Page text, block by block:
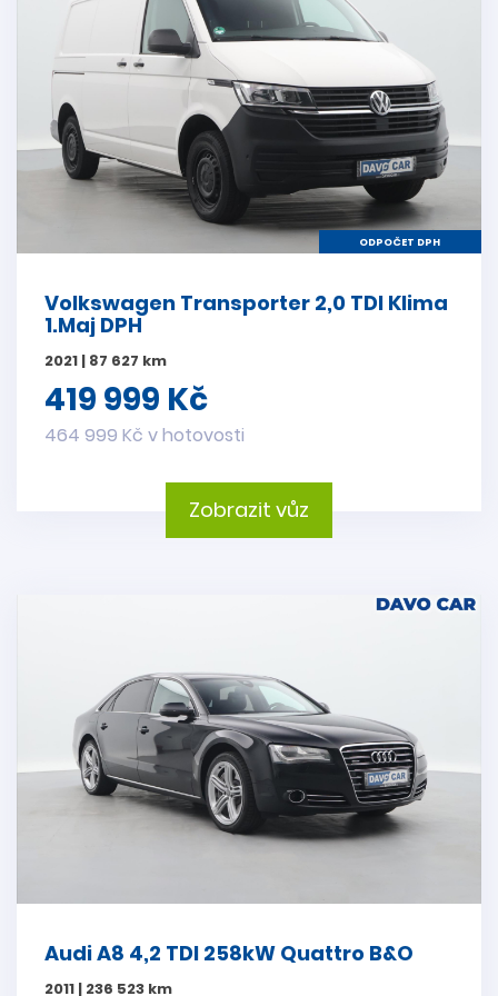
ODPOČET DPH
Volkswagen Transporter 2,0 TDI Klima
1.Maj DPH
2021 | 87 627 km
419 999 Kč
464 999 Kč v hotovosti
Zobrazit vůz
Audi A8 4,2 TDI 258kW Quattro B&O
2011 | 236 523 km